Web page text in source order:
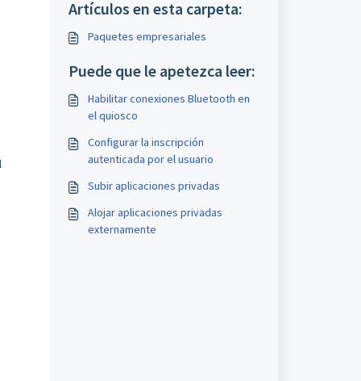
Artículos en esta carpeta:
Paquetes empresariales
Puede que le apetezca leer:
Habilitar conexiones Bluetooth en
el quiosco
Configurar la inscripción
autenticada por el usuario
Subir aplicaciones privadas
Alojar aplicaciones privadas
externamente